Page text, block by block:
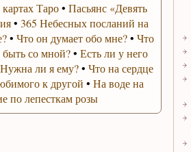
Таро• Пасьянс «Девять
• 365 Небесных посланий на
• Что он думает обо мне?• Что
со мной?• Есть ли у него
Нужна ли я ему?• Что на сердце
к другой • На воде на
по лепесткам розы